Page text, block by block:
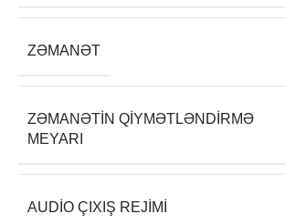
ZƏMANƏT
ZƏMANƏTIN QIYMƏTLƏNDIRMƏ
MEYARI
AUDIO ÇIXIŞ REJIMI